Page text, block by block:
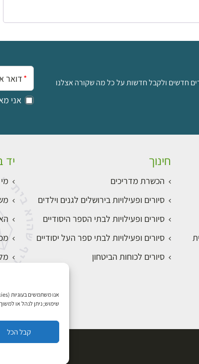
שימוש; ניתן לנהל או
קבל הכל
חדשים ולקבל חדשות על כל מה שקורה אצלנו
אימייל:
אני
חינוך
הכשרת מדריכים
סיורים ופעילויות בירושלים לגנים וילדים
סיורים ופעילויות לבתי הספר היסודיים
סיורים ופעילויות לבתי ספר העל יסודיים
סיורים לכוחות הביטחון
יד